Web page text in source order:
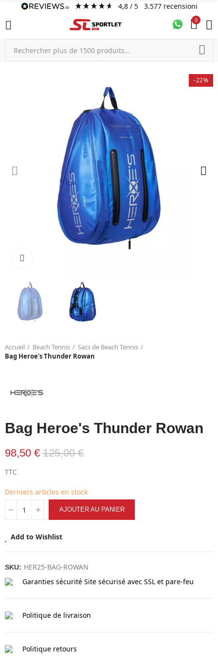
4,8/ 5 3.577 recensioni
0
-22%
Accueil Beach Tennis
Sacs de Beach Tennis
Bag Heroe's Thunder Rowan
Bag Heroe's Thunder Rowan
98,50 € 125,00 €
TTC
Derniers articles en stock
AJOUTER AU PANIER
Add to Wishlist
SKU: HER25-BAG-ROWAN
Garanties sécurité Site sécurisé avec SSL et pare-feu
Politique de livraison
Politique retours